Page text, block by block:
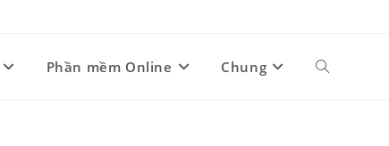
Phần mềm Online Chung Toggle